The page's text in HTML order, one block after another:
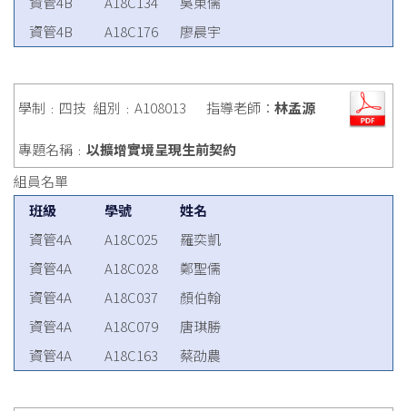
資管4B
A18C176 廖晨宇
學制﹕四技 組別﹕A108013 指導老師： 林孟源
專題名稱﹕ 以擴增實境呈現生前契約
組員名單
班級
學號
姓名
資管4A
A18C025
羅奕凱
資管4A
A18C028
鄭聖儒
資管4A
A18C037
顏伯翰
資管4A
A18C079
唐琪勝
資管4A
A18C163 蔡劭農